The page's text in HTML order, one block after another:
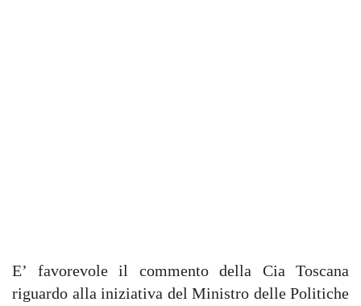
E’ favorevole il commento della Cia Toscana
riguardo alla iniziativa del Ministro delle Politiche